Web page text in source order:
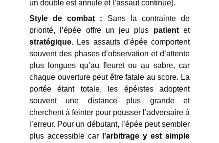
un double est annulé et l’assaut continue).
Style de combat : Sans la contrainte de
priorité, l’épée offre un jeu plus patientet
stratégique. Les assauts d’épée comportent
souvent des phases d’observation et d’attente
plus longues qu’au fleuret ou au sabre, car
chaque ouverture peut être fatale au score. La
portée étant totale, les épéistes adoptent
souvent une distance plus grande et
cherchent à feinter pour pousser l’adversaire à
l’erreur. Pour un débutant, l’épée peut sembler
plus accessible car
l’arbitrage y est simple